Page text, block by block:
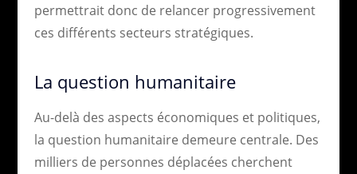
permettrait donc de relancer progressivement
ces différents secteurs stratégiques.
La question humanitaire
Au-delà des aspects économiques et politiques,
la question humanitaire demeure centrale. Des
milliers de personnes déplacées cherchent